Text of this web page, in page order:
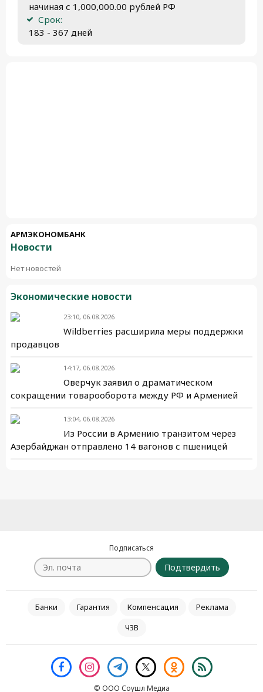
начиная с 1,000,000.00 рублей РФ
Срок:
183 - 367 дней
АРМЭКОНОМБАНК
Новости
Нет новостей
Экономические новости
23:10, 06.08.2026
Wildberries расширила меры поддержки
продавцов
14:17, 06.08.2026
Оверчук заявил о драматическом
сокращении товарооборота между РФ и Арменией
13:04, 06.08.2026
Из России в Армению транзитом через
Азербайджан отправлено 14 вагонов с пшеницей
Подписаться
Подтвердить
Банки Гарантия Компенсация
Реклама
ЧЗВ
© ООО Соушл Медиа